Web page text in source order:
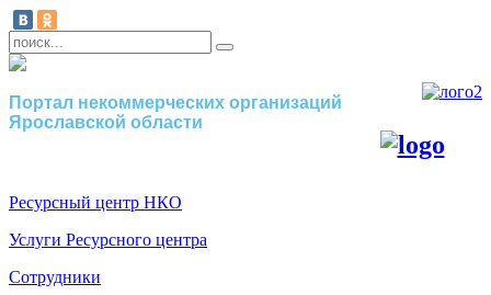
Портал некоммерческих организаций
Ярославской области
Ресурсный центр НКО
Услуги Ресурсного центра
Сотрудники